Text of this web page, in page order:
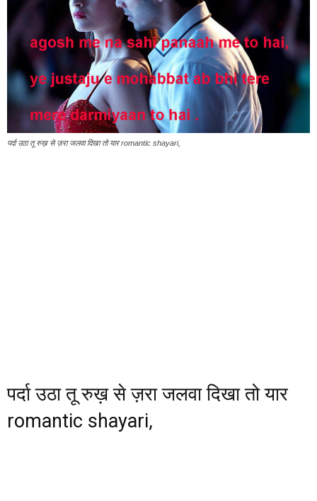
पर्दा उठा तू रुख़ से ज़रा जलवा दिखा तो यार romantic shayari,
पर्दा उठा तू रुख़ से ज़रा जलवा दिखा तो यार
romantic shayari,